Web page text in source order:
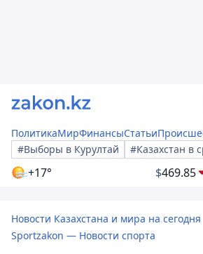
ПолитикаМирФинансыСтатьи
#Выборы в Курултай
#Казахстан в
+17° $469.85
Новости Казахстана и мира на сегодня
Sportzakon — Новости спорта